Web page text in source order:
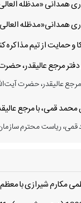
همدانی «مدظله
همدانی«مدظله
و حمایت از تیم
دفتر مرجع عالیقدر،
مرجع عالیقدر، حضرت
قمی، با مرجع
ریاست محترم سازمان
مكارم شیرازی با